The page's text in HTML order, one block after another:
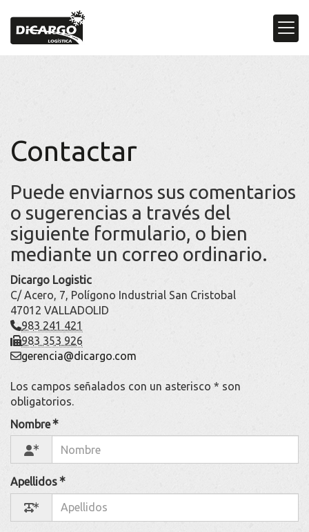
Contactar
Puede enviarnos sus comentarios
o sugerencias a través del
siguiente formulario, o bien
mediante un correo ordinario.
Dicargo Logistic
C/ Acero, 7, Polígono Industrial San Cristobal
47012 VALLADOLID
983 241 421
983 353 926
gerencia
dicargo.com
Los campos señalados con un asterisco * son
obligatorios.
Nombre
Apellidos